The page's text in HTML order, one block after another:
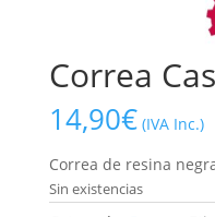
Correa
14,90€ (IVA Inc.)
Correa de resina
Sin existencias